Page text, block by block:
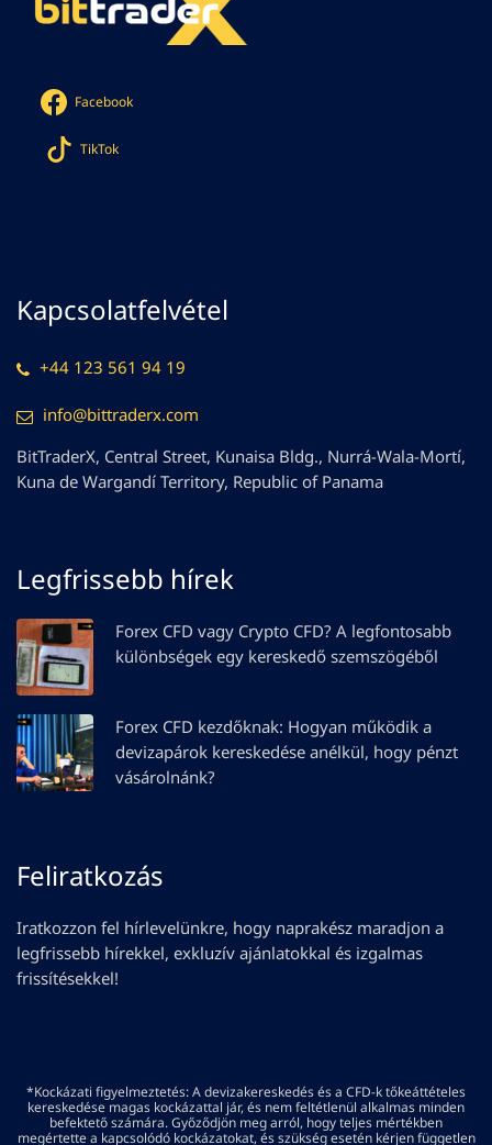
Facebook
TikTok
Kapcsolatfelvétel
+44 123 561 94 19
info@bittraderx.com
BitTraderX, Central Street, Kunaisa Bldg., Nurrá-Wala-Mortí,
Kuna de Wargandí Territory, Republic of Panama
Legfrissebb hírek
Forex CFD vagy Crypto CFD? A legfontosabb
különbségek egy kereskedő szemszögéből
Forex CFD kezdőknak: Hogyan működik a
devizapárok kereskedése anélkül, hogy pénzt
vásárolnánk?
Feliratkozás
Iratkozzon fel hírlevelünkre, hogy naprakész maradjon a
legfrissebb hírekkel, exkluzív ajánlatokkal és izgalmas
frissítésekkel!
*Kockázati figyelmeztetés: A devizakereskedés és a CFD-k tőkeáttételes
kereskedése magas kockázattal jár, és nem feltétlenül alkalmas minden
befektető számára. Győződjön meg arról, hogy teljes mértékben
megértette a kapcsolódó kockázatokat, és szükség esetén kérjen független